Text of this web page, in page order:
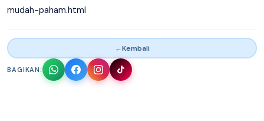
mudah-paham.html
←Kembali
BAGIKAN: